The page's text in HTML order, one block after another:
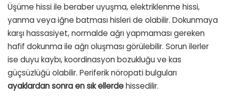
Üşüme hissi ile beraber uyuşma, elektriklenme hissi,
yanma veya iğne batması hisleri de olabilir. Dokunmaya
karşı hassasiyet, normalde ağrı yapmaması gereken
hafif dokunma ile ağrı oluşması görülebilir. Sorun ilerler
ise duyu kaybı, koordinasyon bozukluğu ve kas
güçsüzlüğü olabilir. Periferik nöropati bulguları
ayaklardan sonra en sık ellerdehissedilir.